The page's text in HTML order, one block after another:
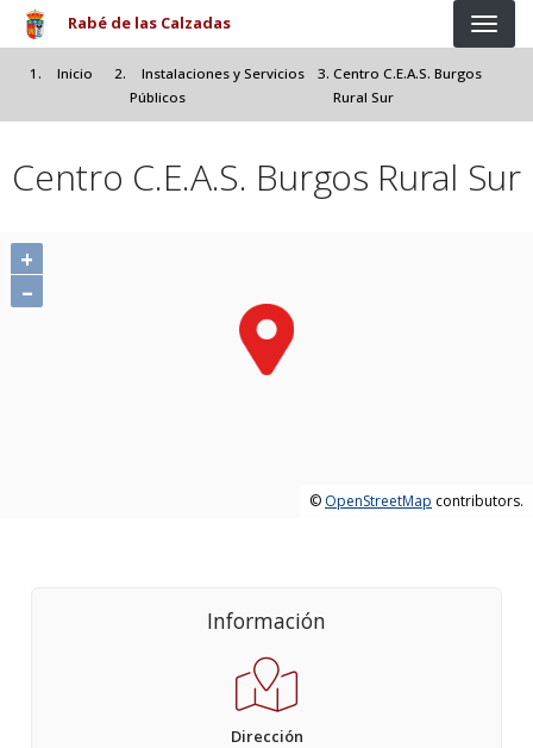
Pasar al contenido principal
Rabé de las Calzadas
Inicio
Instalaciones y Servicios
Públicos
Centro C.E.A.S. Burgos
Rural Sur
Centro C.E.A.S. Burgos Rural Sur
+
–
© OpenStreetMap contributors.
Información
Dirección